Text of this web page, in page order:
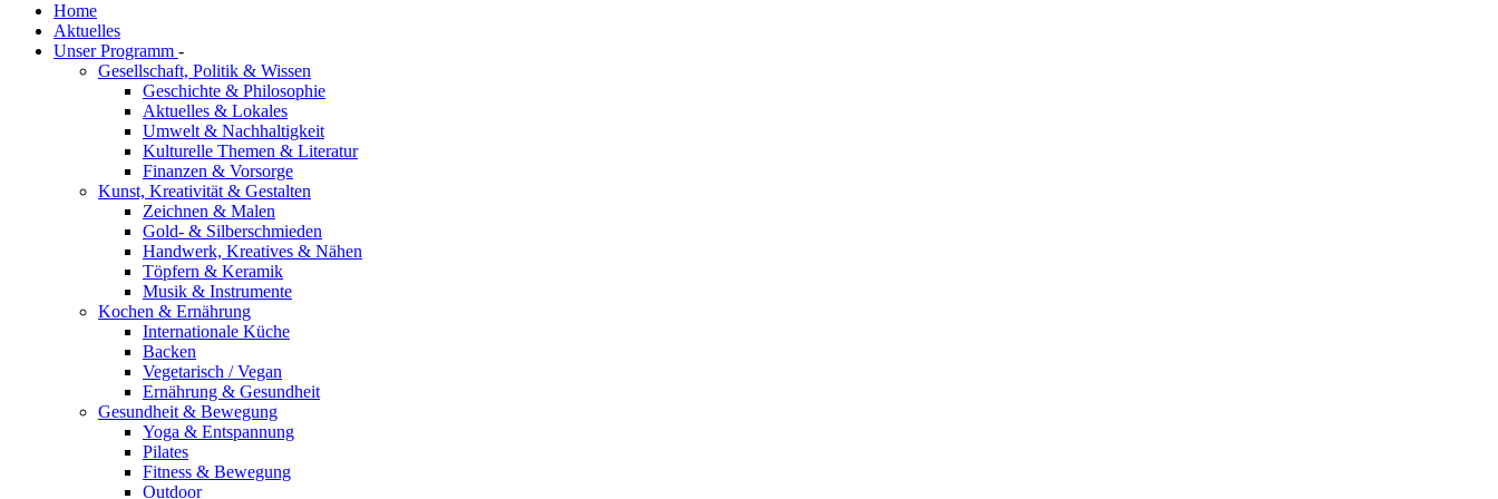
Home
Aktuelles
Unser Programm -
Gesellschaft, Politik & Wissen
Geschichte & Philosophie
Aktuelles & Lokales
Umwelt & Nachhaltigkeit
Kulturelle Themen & Literatur
Finanzen & Vorsorge
Kunst, Kreativität & Gestalten
Zeichnen & Malen
Gold- & Silberschmieden
Handwerk, Kreatives & Nähen
Töpfern & Keramik
Musik & Instrumente
Kochen & Ernährung
Internationale Küche
Backen
Vegetarisch / Vegan
Ernährung & Gesundheit
Gesundheit & Bewegung
Yoga & Entspannung
Pilates
Fitness & Bewegung
Outdoor